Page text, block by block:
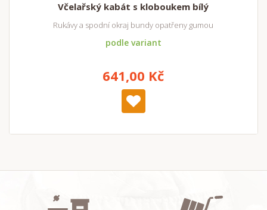
Včelařský kabát s kloboukem bílý
Rukávy a spodní okraj bundy opatřeny gumou
podle variant
641,00 Kč